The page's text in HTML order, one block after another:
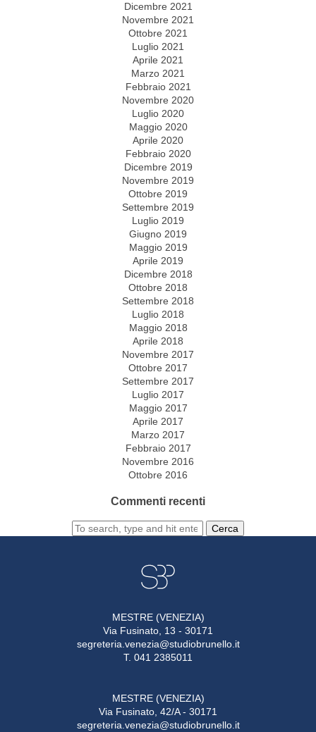
Dicembre 2021
Novembre 2021
Ottobre 2021
Luglio 2021
Aprile 2021
Marzo 2021
Febbraio 2021
Novembre 2020
Luglio 2020
Maggio 2020
Aprile 2020
Febbraio 2020
Dicembre 2019
Novembre 2019
Ottobre 2019
Settembre 2019
Luglio 2019
Giugno 2019
Maggio 2019
Aprile 2019
Dicembre 2018
Ottobre 2018
Settembre 2018
Luglio 2018
Maggio 2018
Aprile 2018
Novembre 2017
Ottobre 2017
Settembre 2017
Luglio 2017
Maggio 2017
Aprile 2017
Marzo 2017
Febbraio 2017
Novembre 2016
Ottobre 2016
Commenti recenti
Cerca
MESTRE (VENEZIA)
Via Fusinato, 13 - 30171
segreteria.venezia@studiobrunello.it
T. 041 2385011
MESTRE (VENEZIA)
Via Fusinato, 42/A - 30171
segreteria.venezia@studiobrunello.it